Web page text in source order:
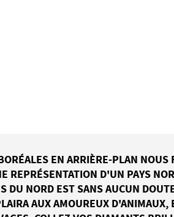
EN ARRIÈRE-PLAN NOUS
REPRÉSENTATION D'UN PAYS
DU NORD EST SANS AUCUN
AUX AMOUREUX